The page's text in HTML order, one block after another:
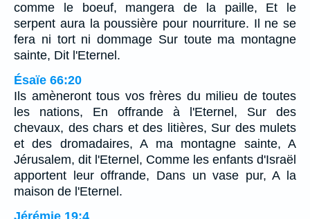
comme le boeuf, mangera de la paille, Et le
serpent aura la poussière pour nourriture. Il ne se
fera ni tort ni dommage Sur toute ma montagne
sainte, Dit l'Eternel.
Ésaïe 66:20
Ils amèneront tous vos frères du milieu de toutes
les nations, En offrande à l'Eternel, Sur des
chevaux, des chars et des litières, Sur des mulets
et des dromadaires, A ma montagne sainte, A
Jérusalem, dit l'Eternel, Comme les enfants d'Israël
apportent leur offrande, Dans un vase pur, A la
maison de l'Eternel.